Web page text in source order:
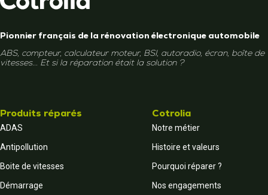
Pionnier français de la rénovation électronique automobile
ABS, compteur, calculateur moteur, BSI, autoradio, écran, boîte de
vitesses... Et si la réparation était la solution ?
Produits réparés
ADAS
Antipollution
Boite de vitesses
Démarrage
Cotrolia
Notre métier
Histoire et valeurs
Pourquoi réparer ?
Nos engagements